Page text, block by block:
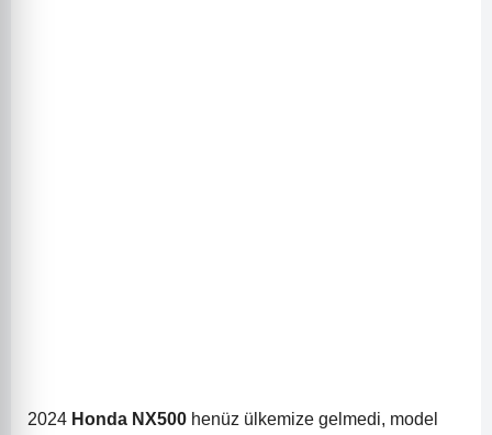
2024 Honda NX500 henüz ülkemize gelmedi, model